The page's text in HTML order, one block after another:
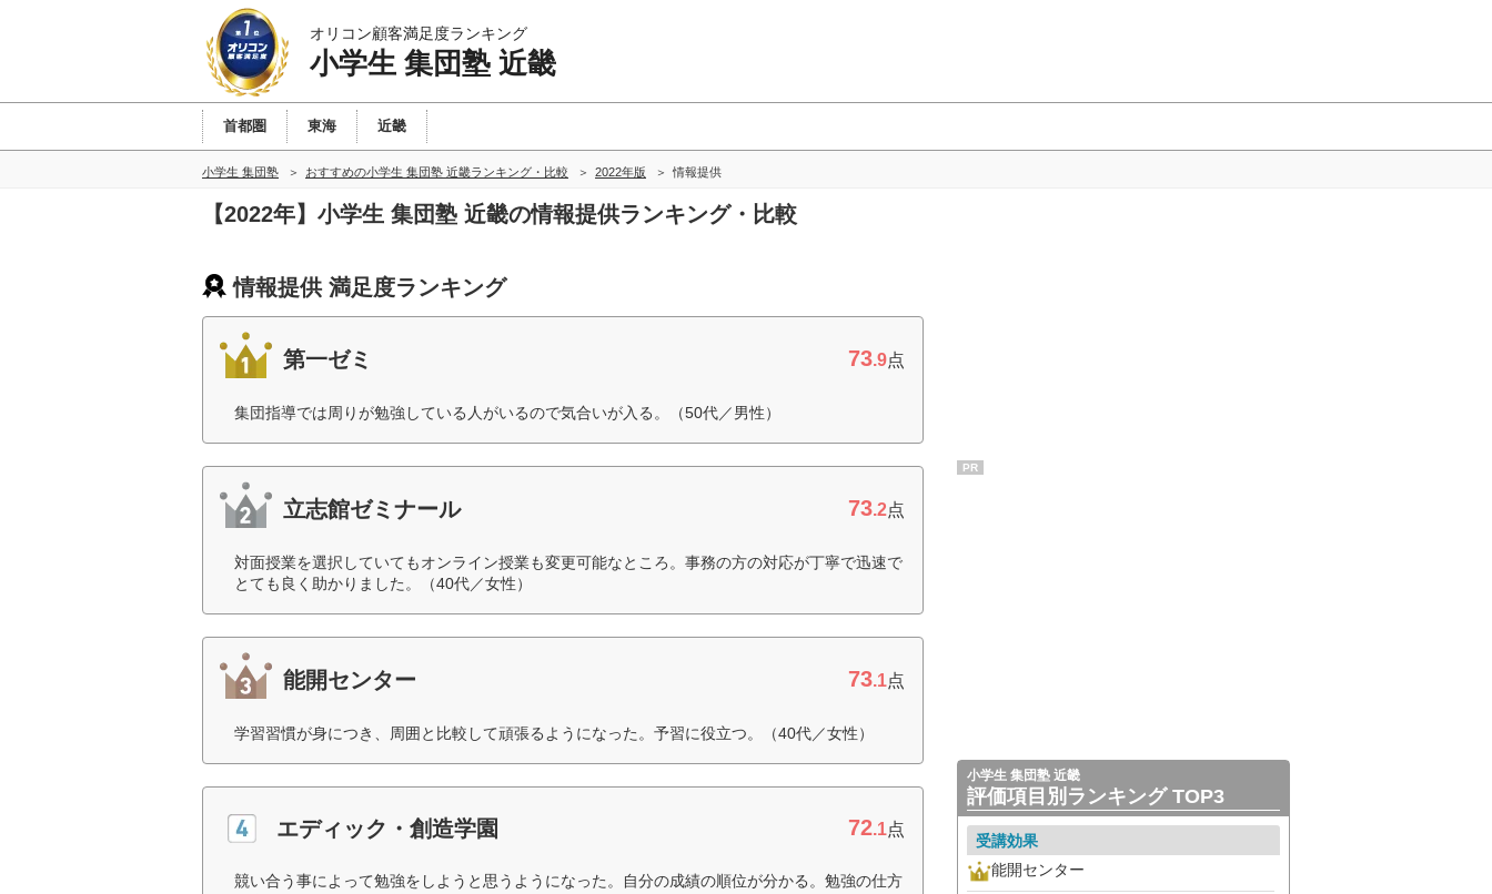
オリコン顧客満足度ランキング
小学生 集団塾 近畿
首都圏 東海 近畿
小学生 集団塾 おすすめの小学生 集団塾 近畿ランキング・比較 2022年版 情報提供
【2022年】小学生 集団塾 近畿の情報提供ランキング・比較
情報提供 満足度ランキング
第一ゼミ 73.9点
集団指導では周りが勉強している人がいるので気合いが入る。（50代／男性）
立志館ゼミナール 73.2点
対面授業を選択していてもオンライン授業も変更可能なところ。事務の方の対応が丁寧で迅速で
とても良く助かりました。（40代／女性）
能開センター 73.1点
学習習慣が身につき、周囲と比較して頑張るようになった。予習に役立つ。（40代／女性）
エディック・創造学園 72.1点
競い合う事によって勉強をしようと思うようになった。自分の成績の順位が分かる。勉強の仕方
PR
小学生 集団塾 近畿
評価項目別ランキング TOP3
受講効果
能開センター